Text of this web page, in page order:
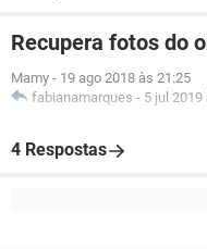
Recupera fotos do
Mamy - 19 ago 2018 às 21:25
fabianamarques - 5 jul 2019
4 Respostas